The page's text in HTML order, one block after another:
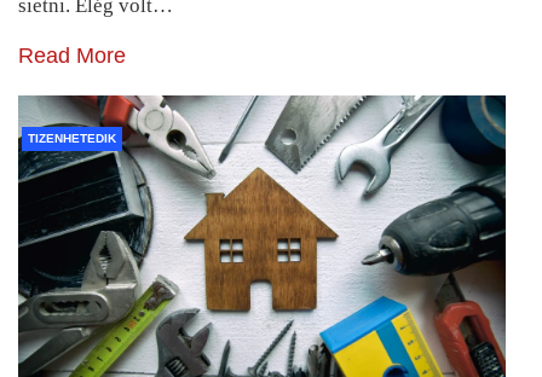
sietni. Elég volt…
Read More
TIZENHETEDIK